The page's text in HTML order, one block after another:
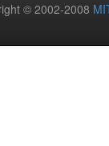
© 2002-2008